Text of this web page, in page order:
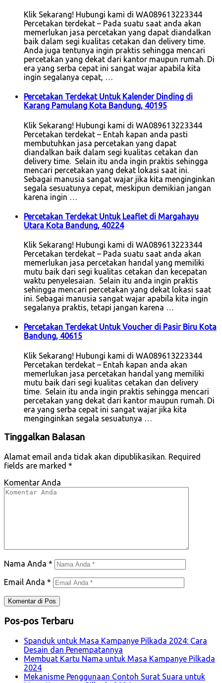
Klik Sekarang! Hubungi kami di WA089613223344
Percetakan terdekat – Pada suatu saat anda akan
memerlukan jasa percetakan yang dapat diandalkan
baik dalam segi kualitas cetakan dan delivery time.
Anda juga tentunya ingin praktis sehingga mencari
percetakan yang dekat dari kantor maupun rumah. Di
era yang serba cepat ini sangat wajar apabila kita
ingin segalanya cepat, …
Percetakan Terdekat Untuk Kalender Dinding di
Karang Pamulang Kota Bandung, 40195
Klik Sekarang! Hubungi kami di WA089613223344
Percetakan terdekat – Entah kapan anda pasti
membutuhkan jasa percetakan yang dapat
diandalkan baik dalam segi kualitas cetakan dan
delivery time. Selain itu anda ingin praktis sehingga
mencari percetakan yang dekat lokasi saat ini.
Sebagai manusia sangat wajar jika kita menginginkan
segala sesuatunya cepat, meskipun demikian jangan
karena ingin …
Percetakan Terdekat Untuk Leaflet di Margahayu
Utara Kota Bandung, 40224
Klik Sekarang! Hubungi kami di WA089613223344
Percetakan terdekat – Pada suatu saat anda akan
memerlukan jasa percetakan handal yang memiliki
mutu baik dari segi kualitas cetakan dan kecepatan
waktu penyelesaian. Selain itu anda ingin praktis
sehingga mencari percetakan yang dekat lokasi saat
ini. Sebagai manusia sangat wajar apabila kita ingin
segalanya praktis, tetapi jangan karena …
Percetakan Terdekat Untuk Voucher di Pasir Biru Kota
Bandung, 40615
Klik Sekarang! Hubungi kami di WA089613223344
Percetakan terdekat – Entah kapan anda akan
memerlukan jasa percetakan handal yang memiliki
mutu baik dari segi kualitas cetakan dan delivery
time. Selain itu anda ingin praktis sehingga mencari
percetakan yang dekat dari kantor maupun rumah. Di
era yang serba cepat ini sangat wajar jika kita
menginginkan segala sesuatunya …
Tinggalkan Balasan
Alamat email anda tidak akan dipublikasikan. Required
fields are marked *
Komentar Anda
Nama Anda *
Email Anda *
Pos-pos Terbaru
Spanduk untuk Masa Kampanye Pilkada 2024: Cara
Desain dan Penempatannya
Membuat Kartu Nama untuk Masa Kampanye Pilkada
2024
Mekanisme Penggunaan Contoh Surat Suara untuk